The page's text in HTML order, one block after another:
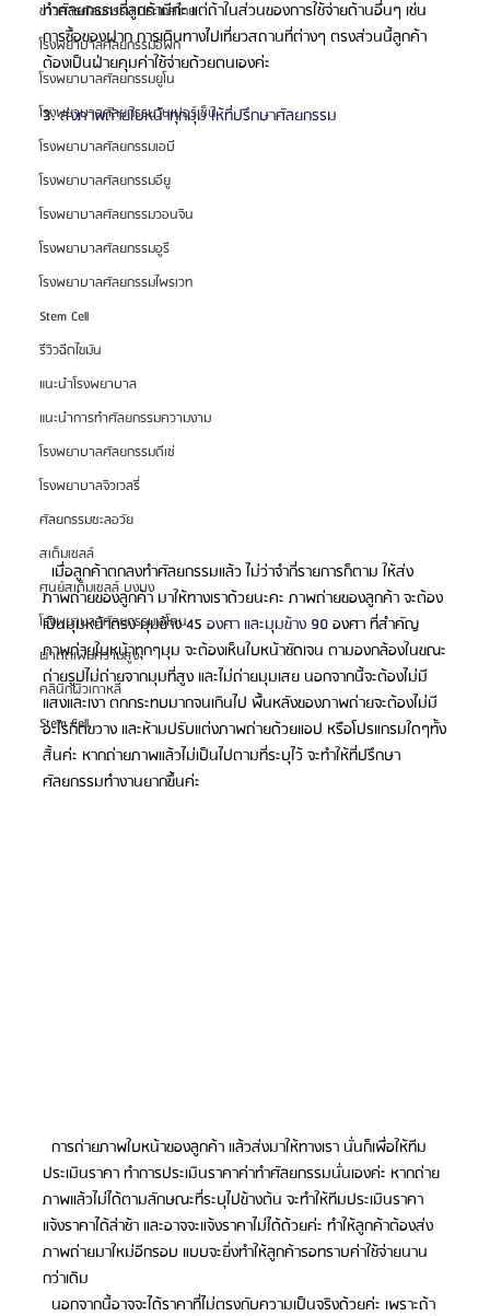
ข่าวสารศัลยกรรม ประเทศไทย
โรงพยาบาลศัลยกรรมอีพิก
โรงพยาบาลศัลยกรรมยูโน
โรงพยาบาลศัลยกรรมวันเปอร์เซ็น
โรงพยาบาลศัลยกรรมเอบี
โรงพยาบาลศัลยกรรมอียู
โรงพยาบาลศัลยกรรมวอนจิน
โรงพยาบาลศัลยกรรมอูรี
โรงพยาบาลศัลยกรรมไพรเวท
Stem Cell
รีวิวฉีดไขมัน
แนะนำโรงพยาบาล
แนะนำการทำศัลยกรรมความงาม
โรงพยาบาลศัลยกรรมดีเซ่
โรงพยาบาลจิวเวลรี่
ศัลยกรรมชะลอวัย
สเต็มเซลล์
ศูนย์สเต็มเซลล์ บงบง
โรงพยาบาลศัลยกรรมเอโตน
ผ่าตัดเพิ่มความสูง
คลินิกผิวเกาหลี
Stem Cell
ทำศัลยกรรมที่ลูกค้ามีค่ะ แต่ถ้าในส่วนของการใช้จ่ายด้านอื่นๆ เช่น
การซื้อของฝาก การเดินทางไปเที่ยวสถานที่ต่างๆ ตรงส่วนนี้ลูกค้า
ต้องเป็นฝ่ายคุมค่าใช้จ่ายด้วยตนเองค่ะ
3. ส่งภาพถ่ายใบหน้าทุกมุม ให้ที่ปรึกษาศัลยกรรม
ภาพถ่ายของลูกค้า มาให้ทางเราด้วยนะคะ ภาพถ่ายของลูกค้า จะต้อง
เป็นมุมหน้าตรง มุมข้าง 45 องศา และมุมข้าง 90 องศา ที่สำคัญ
ภาพถ่ายใบหน้าทุกๆมุม จะต้องเห็นใบหน้าชัดเจน ตามองกล้องในขณะ
ถ่ายรูปไม่ถ่ายจากมุมที่สูง และไม่ถ่ายมุมเสย นอกจากนี้จะต้องไม่มี
แสงและเงา ตกกระทบมากจนเกินไป พื้นหลังของภาพถ่ายจะต้องไม่มี
อะไรกีดขวาง และห้ามปรับแต่งภาพถ่ายด้วยแอป หรือโปรแกรมใดๆทั้ง
สิ้นค่ะ หากถ่ายภาพแล้วไม่เป็นไปตามที่ระบุไว้ จะทำให้ที่ปรึกษา
ศัลยกรรมทำงานยากขึ้นค่ะ
  การถ่ายภาพใบหน้าของลูกค้า แล้วส่งมาให้ทางเรา นั่นก็เพื่อให้ทีม
ประเมินราคา ทำการประเมินราคาค่าทำศัลยกรรมนั่นเองค่ะ หากถ่าย
ภาพแล้วไม่ได้ตามลักษณะที่ระบุไปข้างต้น จะทำให้ทีมประเมินราคา
แจ้งราคาได้ล่าช้า และอาจจะแจ้งราคาไม่ได้ด้วยค่ะ ทำให้ลูกค้าต้องส่ง
ภาพถ่ายมาใหม่อีกรอบ แบบจะยิ่งทำให้ลูกค้ารอทราบค่าใช้จ่ายนาน
กว่าเดิม